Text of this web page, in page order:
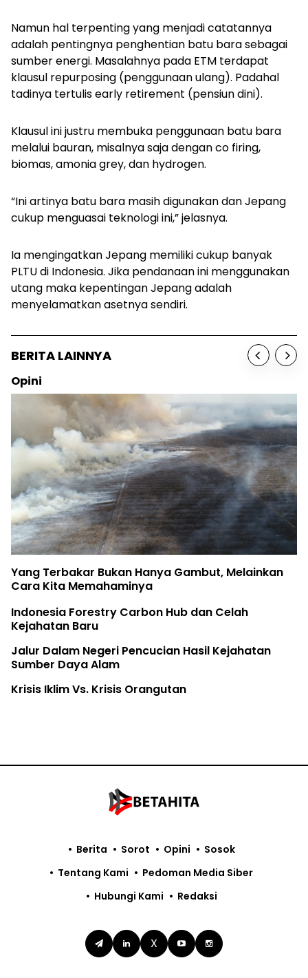
Namun hal terpenting yang menjadi catatannya
adalah pentingnya penghentian batu bara sebagai
sumber energi. Masalahnya pada ETM terdapat
klausul repurposing (penggunaan ulang). Padahal
tadinya tertulisearly retirement (pensiun dini).
Klausul ini justru membuka penggunaan batu bara
melalui bauran, misalnya saja dengan co firing,
biomas, amonia grey, dan hydrogen.
“Ini artinya batu bara masih digunakan dan Jepang
cukup menguasai teknologi ini,” jelasnya.
Ia mengingatkan Jepang memiliki cukup banyak
PLTU di Indonesia. Jika pendanaan ini menggunakan
utang maka kepentingan Jepang adalah
menyelamatkan asetnya sendiri.
BERITA LAINNYA
Opini
Yang Terbakar Bukan Hanya Gambut, Melainkan
Cara Kita Memahaminya
Indonesia Forestry Carbon Hub dan Celah
Kejahatan Baru
Jalur Dalam Negeri Pencucian Hasil Kejahatan
Sumber Daya Alam
Krisis Iklim Vs. Krisis Orangutan
X
Berita Sorot Opini
Sosok
Tentang Kami
Pedoman Media Siber
Hubungi Kami
Redaksi